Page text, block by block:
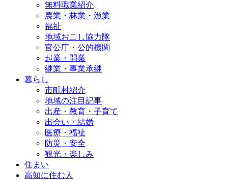
無料職業紹介
農業・林業・漁業
福祉
地域おこし協力隊
官公庁・公的機関
起業・開業
継業・事業承継
暮らし
市町村紹介
地域の注目記事
出産・教育・子育て
出会い・結婚
医療・福祉
防災・安全
観光・楽しみ
住まい
高知に住む人